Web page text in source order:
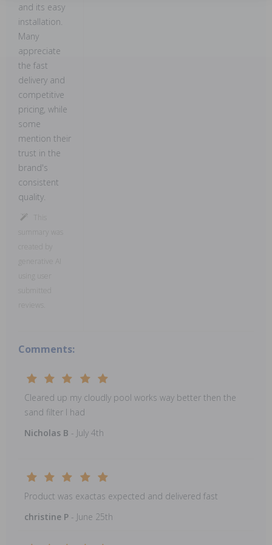
and its easy
installation.
Many
appreciate
the fast
delivery and
competitive
pricing, while
some
mention their
trust in the
brand's
consistent
quality.
This
summary was
created by
generative AI
submitted
reviews.
Comments:
Cleared up my cloudly pool works way better then the
sand filter I had
Nicholas B - July 4th
Product was exactas expected and delivered fast
christine P - June 25th